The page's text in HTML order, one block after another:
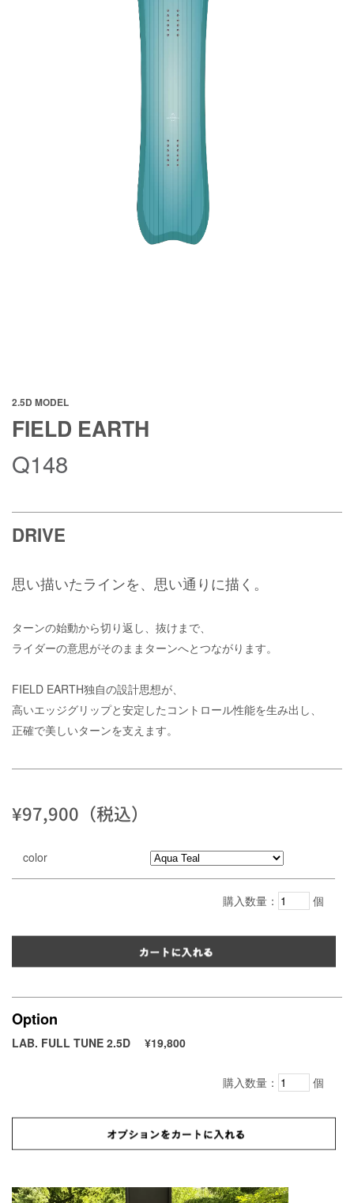
2.5D MODEL
FIELD EARTH
Q148
DRIVE
思い描いたラインを、思い通りに描く。
ターンの始動から切り返し、抜けまで、
ライダーの意思がそのままターンへとつながります。
FIELD EARTH独自の設計思想が、
高いエッジグリップと安定したコントロール性能を生み出し、
正確で美しいターンを支えます。
¥97,900（税込）
color
購入数量： 個
Option
LAB. FULL TUNE 2.5D ¥19,800
購入数量： 個